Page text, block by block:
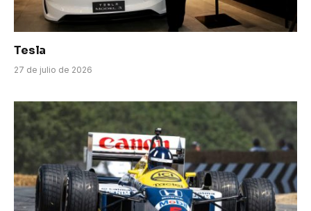
Tesla
27 de julio de 2026